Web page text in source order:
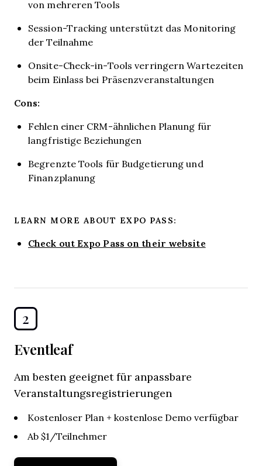
von mehreren Tools
Session-Tracking unterstützt das Monitoring
der Teilnahme
Onsite-Check-in-Tools verringern Wartezeiten
beim Einlass bei Präsenzveranstaltungen
Cons:
Fehlen einer CRM-ähnlichen Planung für
langfristige Beziehungen
Begrenzte Tools für Budgetierung und
Finanzplanung
LEARN MORE ABOUT EXPO PASS:
Check out Expo Pass on their website
2
Eventleaf
Am besten geeignet für anpassbare
Veranstaltungsregistrierungen
Kostenloser Plan + kostenlose Demo verfügbar
Ab $1/Teilnehmer